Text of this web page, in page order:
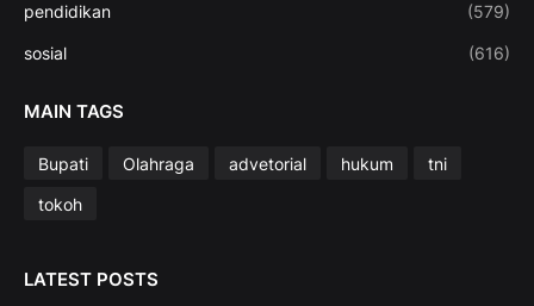
pendidikan (579)
sosial (616)
MAIN TAGS
Bupati Olahraga advetorial hukum
tni
tokoh
LATEST POSTS